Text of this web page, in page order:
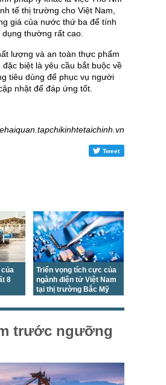
tế thị trường cho Việt Nam,
giá của nước thứ ba để tính
thường rất cao.
lượng và an toàn thực phẩm
biệt là yêu cầu bắt buộc về
tiêu dùng để phục vụ người
nhật để đáp ứng tốt.
Tweet
của
8
Triển vọng tích cực của
ngành điện tử Việt Nam
tại thị trường Bắc Mỹ
trước ngưỡng